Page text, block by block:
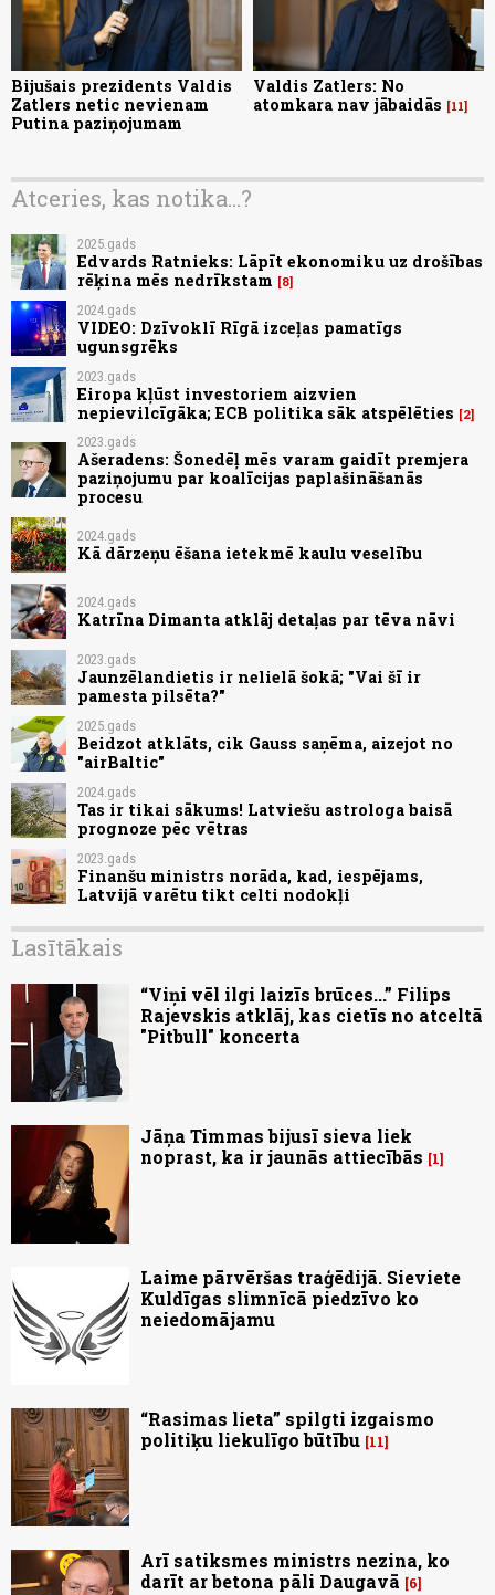
Bijušais prezidents Valdis
Zatlers netic nevienam
Putina paziņojumam
Valdis Zatlers: No
atomkara nav jābaidās
11
Atceries, kas notika...?
2025.gads
Edvards Ratnieks: Lāpīt ekonomiku uz drošības
rēķina mēs nedrīkstam
8
2024.gads
VIDEO: Dzīvoklī Rīgā izceļas pamatīgs
ugunsgrēks
2023.gads
Eiropa kļūst investoriem aizvien
nepievilcīgāka; ECB politika sāk atspēlēties
2
2023.gads
Ašeradens: Šonedēļ mēs varam gaidīt premjera
paziņojumu par koalīcijas paplašināšanās
procesu
2024.gads
Kā dārzeņu ēšana ietekmē kaulu veselību
2024.gads
Katrīna Dimanta atklāj detaļas par tēva nāvi
2023.gads
Jaunzēlandietis ir nelielā šokā; "Vai šī ir
pamesta pilsēta?"
2025.gads
Beidzot atklāts, cik Gauss saņēma, aizejot no
"airBaltic"
2024.gads
Tas ir tikai sākums! Latviešu astrologa baisā
prognoze pēc vētras
2023.gads
Finanšu ministrs norāda, kad, iespējams,
Latvijā varētu tikt celti nodokļi
Lasītākais
“Viņi vēl ilgi laizīs brūces...” Filips
Rajevskis atklāj, kas cietīs no atceltā
"Pitbull" koncerta
Jāņa Timmas bijusī sieva liek
noprast, ka ir jaunās attiecībās
1
Laime pārvēršas traģēdijā. Sieviete
Kuldīgas slimnīcā piedzīvo ko
neiedomājamu
“Rasimas lieta” spilgti izgaismo
politiķu liekulīgo būtību 11
Arī satiksmes ministrs nezina, ko
darīt ar betona pāli Daugavā
6